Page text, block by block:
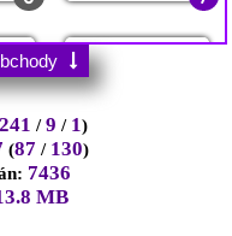
3 0
0
0 3
2
1 0
1
0
/9 / 1)
(87 / 130)
7436
MB